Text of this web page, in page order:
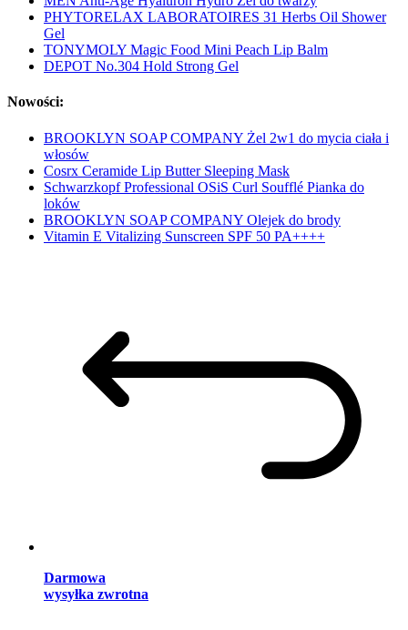
PHYTORELAX LABORATOIRES 31 Herbs Oil Shower
Gel
TONYMOLY Magic Food Mini Peach Lip Balm
DEPOT No.304 Hold Strong Gel
Nowości:
BROOKLYN SOAP COMPANY Żel 2w1 do mycia ciała i
włosów
Cosrx Ceramide Lip Butter Sleeping Mask
Schwarzkopf Professional OSiS Curl Soufflé Pianka do
loków
BROOKLYN SOAP COMPANY Olejek do brody
Vitamin E Vitalizing Sunscreen SPF 50 PA++++
Darmowa
wysyłka zwrotna